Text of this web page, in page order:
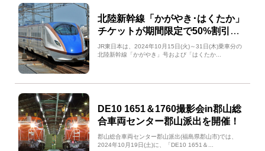
北陸新幹線「かがやき･はくたか」
チケットが期間限定で50%割引を
実施！
JR東日本は、2024年10月15日(火)～31日(木)乗車分の
北陸新幹線「かがやき」号および「はくたか...
DE10 1651＆1760撮影会in郡山総
合車両センター郡山派出を開催！
郡山総合車両センター郡山派出(福島県郡山市)では、
2024年10月19日(土)に、「DE10 1651＆...